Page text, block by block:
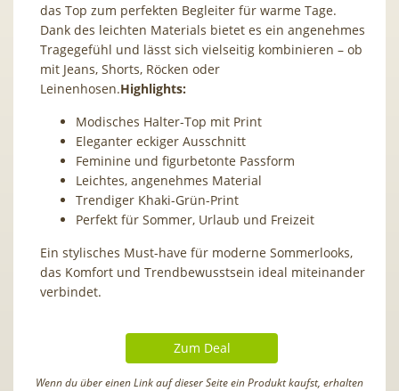
das Top zum perfekten Begleiter für warme Tage.
Dank des leichten Materials bietet es ein angenehmes
Tragegefühl und lässt sich vielseitig kombinieren – ob
mit Jeans, Shorts, Röcken oder
Leinenhosen.Highlights:
Modisches Halter-Top mit Print
Eleganter eckiger Ausschnitt
Feminine und figurbetonte Passform
Leichtes, angenehmes Material
Trendiger Khaki-Grün-Print
Perfekt für Sommer, Urlaub und Freizeit
Ein stylisches Must-have für moderne Sommerlooks,
das Komfort und Trendbewusstsein ideal miteinander
verbindet.
Zum Deal
Wenn du über einen Link auf dieser Seite ein Produkt kaufst, erhalten